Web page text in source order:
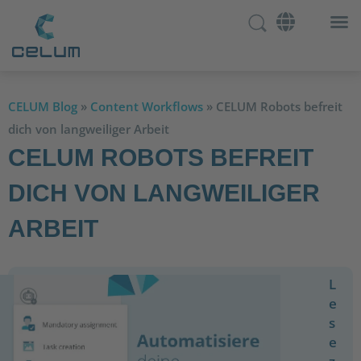
CELUM Blog » Content Workflows » CELUM Robots befreit
dich von langweiliger Arbeit
CELUM ROBOTS BEFREIT
DICH VON LANGWEILIGER
ARBEIT
L
e
s
e